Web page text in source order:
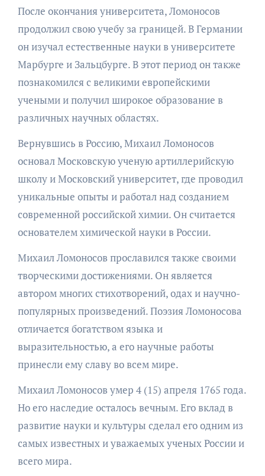
После окончания университета, Ломоносов
продолжил свою учебу за границей. В Германии
он изучал естественные науки в университете
Марбурге и Зальцбурге. В этот период он также
познакомился с великими европейскими
учеными и получил широкое образование в
различных научных областях.
Вернувшись в Россию, Михаил Ломоносов
основал Московскую ученую артиллерийскую
школу и Московский университет, где проводил
уникальные опыты и работал над созданием
современной российской химии. Он считается
основателем химической науки в России.
Михаил Ломоносов прославился также своими
творческими достижениями. Он является
автором многих стихотворений, одах и научно-
популярных произведений. Поэзия Ломоносова
отличается богатством языка и
выразительностью, а его научные работы
принесли ему славу во всем мире.
Михаил Ломоносов умер 4 (15) апреля 1765 года.
Но его наследие осталось вечным. Его вклад в
развитие науки и культуры сделал его одним из
самых известных и уважаемых ученых России и
всего мира.